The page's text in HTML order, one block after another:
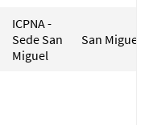
ICPNA -
Sede San
Miguel
San Miguel